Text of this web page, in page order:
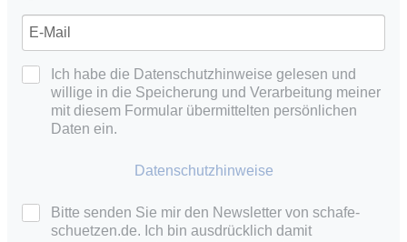
Ich habe die Datenschutzhinweise gelesen und
willige in die Speicherung und Verarbeitung meiner
mit diesem Formular übermittelten persönlichen
Daten ein.
Datenschutzhinweise
Bitte senden Sie mir den Newsletter von schafe-
schuetzen.de. Ich bin ausdrücklich damit